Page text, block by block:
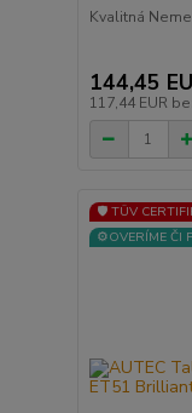
Kvalitná
144,45
117,44 EUR
🛡️ TÜV
⚙️OVERÍME ČI